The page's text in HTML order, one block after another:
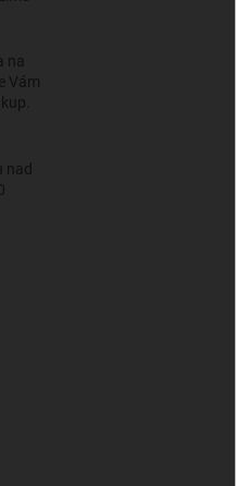
na
Vám
nad